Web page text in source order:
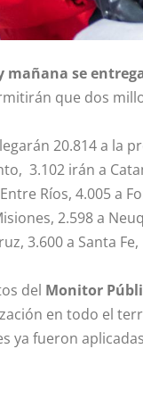
mañana se
que dos
20.814 a la
3.102 irán a
Ríos, 4.005 a
2.598 a
3.600 a Santa
del Monitor
en todo el
ya fueron